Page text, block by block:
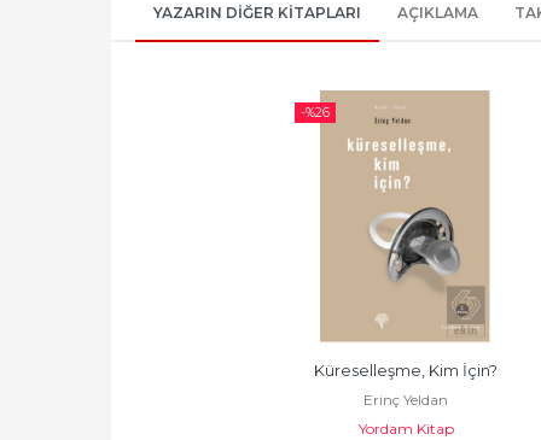
YAZARIN DIĞER KITAPLARI AÇIKLAMA
-%26
Küreselleşme, Kim İçin?
Erinç Yeldan
Yordam Kitap